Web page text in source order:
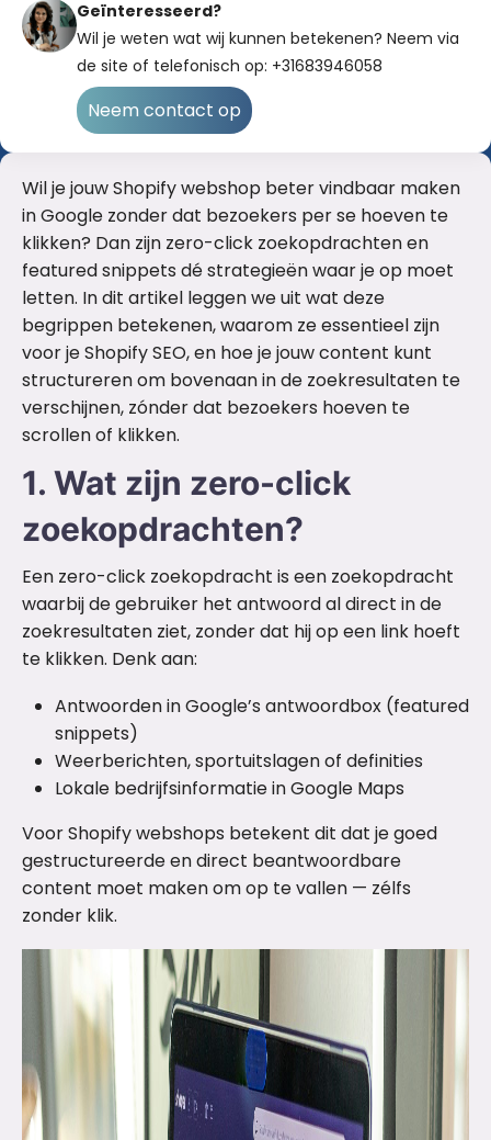
Geïnteresseerd?
Wil je weten wat wij kunnen betekenen? Neem via
de site of telefonisch op: +31683946058
Neem contact op
Wil je jouw Shopify webshop beter vindbaar maken
in Google zonder dat bezoekers per se hoeven te
klikken? Dan zijn zero-click zoekopdrachten en
featured snippets dé strategieën waar je op moet
letten. In dit artikel leggen we uit wat deze
begrippen betekenen, waarom ze essentieel zijn
voor je Shopify SEO, en hoe je jouw content kunt
structureren om bovenaan in de zoekresultaten te
verschijnen, zónder dat bezoekers hoeven te
scrollen of klikken.
1. Wat zijn zero-click
zoekopdrachten?
Een zero-click zoekopdracht is een zoekopdracht
waarbij de gebruiker het antwoord al direct in de
zoekresultaten ziet, zonder dat hij op een link hoeft
te klikken. Denk aan:
Antwoorden in Google’s antwoordbox (featured
snippets)
Weerberichten, sportuitslagen of definities
Lokale bedrijfsinformatie in Google Maps
Voor Shopify webshops betekent dit dat je goed
gestructureerde en direct beantwoordbare
content moet maken om op te vallen — zélfs
zonder klik.